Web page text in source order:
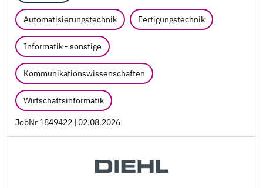
Automatisierungstechnik Fertigungstechnik
Informatik - sonstige
Kommunikationswissenschaften
Wirtschaftsinformatik
JobNr 1849422 | 02.08.2026